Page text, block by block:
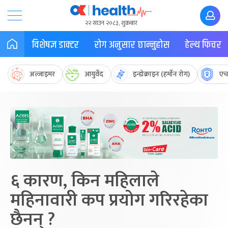
२२ साउन २०८३, शुक्रबार
विशेषज्ञ डाक्टर रोग अनुसार छान्नुहोस हेल्थ फिचर
अल्जाइमर आयुर्वेद इन्डोक्राइन (हर्मोन रोग)
६ कारण, किन महिलाले
महिनावारी कप प्रयोग गरिरहेका
छैनन् ?